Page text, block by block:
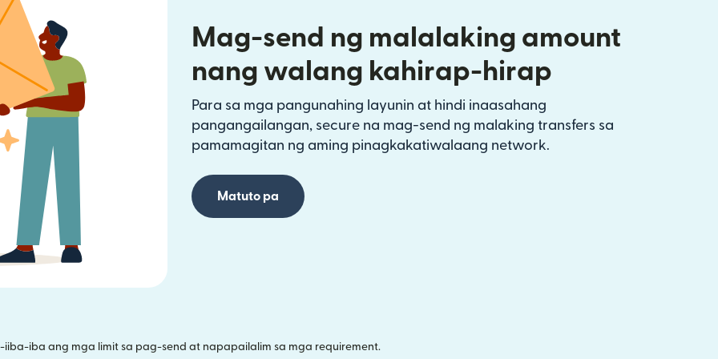
Mag-send ng malalaking amount
nang walang kahirap-hirap
Para sa mga pangunahing layunin at hindi inaasahang
pangangailangan, secure na mag-send ng malaking transfers sa
pamamagitan ng aming pinagkakatiwalaang network.
Matuto pa
iiba-iba ang mga limit sa pag-send at napapailalim sa mga requirement.